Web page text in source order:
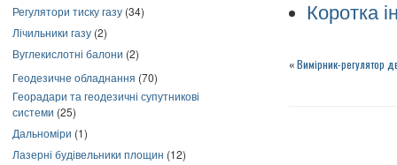
Регулятори тиску газу (34)
Лічильники газу (2)
Вуглекислотні балони (2)
Геодезичне обладнання (70)
Георадари та геодезичні супутникові
системи (25)
Дальноміри (1)
Лазерні будівельники площин (12)
Коротка
«Вимірник-регулятор